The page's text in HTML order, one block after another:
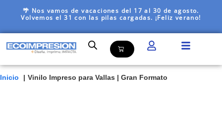
🌴 Nos vamos de vacaciones del 17 al 30 de agosto.
Volvemos el 31 con las pilas cargadas. ¡Feliz verano!
Inicio Vinilo Impreso para Vallas | Gran Formato